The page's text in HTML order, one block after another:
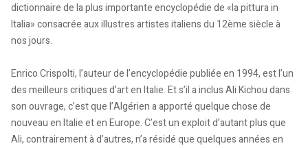
dictionnaire de la plus importante encyclopédie de «la pittura in
Italia» consacrée aux illustres artistes italiens du 12ème siècle à
nos jours.
Enrico Crispolti, l’auteur de l’encyclopédie publiée en 1994, est l’un
des meilleurs critiques d’art en Italie. Et s’il a inclus Ali Kichou dans
son ouvrage, c’est que l’Algérien a apporté quelque chose de
nouveau en Italie et en Europe. C’est un exploit d’autant plus que
Ali, contrairement à d’autres, n’a résidé que quelques années en